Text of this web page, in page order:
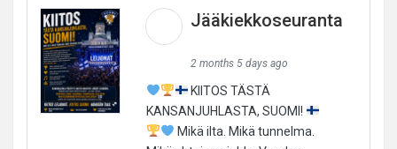
Jääkiekkoseuranta
2 months 5 days ago
KIITOS TÄSTÄ
KANSANJUHLASTA, SUOMI!
Mikä ilta. Mikä tunnelma.